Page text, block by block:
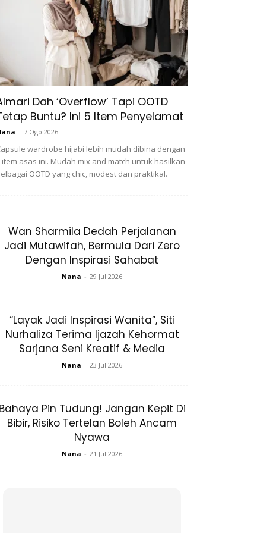
Dah ‘Overflow’ Tapi OOTD
Buntu? Ini 5 Item Penyelamat
- 7 Ogo 2026
wardrobe hijabi lebih mudah dibina dengan
item asas ini. Mudah mix and match untuk hasilkan
OOTD yang chic, modest dan praktikal.
Wan Sharmila Dedah Perjalanan
Jadi Mutawifah, Bermula Dari Zero
Dengan Inspirasi Sahabat
Nana - 29 Jul 2026
“Layak Jadi Inspirasi Wanita”, Siti
Nurhaliza Terima Ijazah Kehormat
Sarjana Seni Kreatif & Media
Nana - 23 Jul 2026
Bahaya Pin Tudung! Jangan Kepit Di
Bibir, Risiko Tertelan Boleh Ancam
Nyawa
Nana - 21 Jul 2026